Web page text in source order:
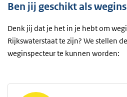
Ben jij geschikt als
Denk jij dat je het in je hebt om
Rijkswaterstaat te zijn? We stellen
weginspecteur te kunnen worden: